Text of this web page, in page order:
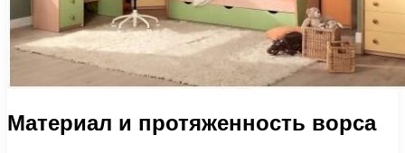
Материал и протяженность ворса